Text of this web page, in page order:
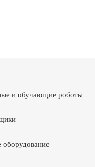
и обучающие роботы
оборудование